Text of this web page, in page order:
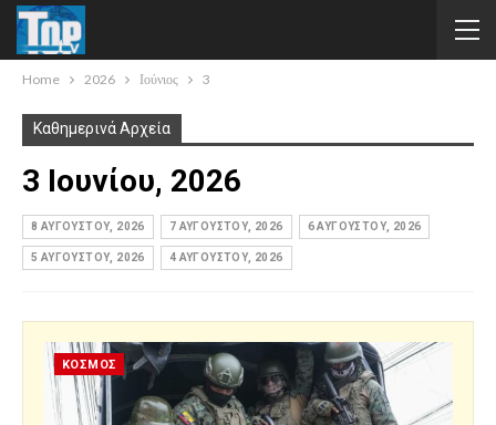
Home 2026 Ιούνιος 3
Καθημερινά Αρχεία
3 Ιουνίου, 2026
8 ΑΥΓΟΎΣΤΟΥ, 2026 7 ΑΥΓΟΎΣΤΟΥ, 2026 6 ΑΥΓΟΎΣΤΟΥ, 2026
5 ΑΥΓΟΎΣΤΟΥ, 2026 4 ΑΥΓΟΎΣΤΟΥ, 2026
ΚΟΣΜΟΣ